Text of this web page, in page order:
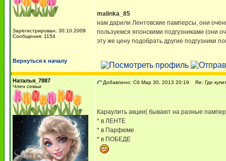
Зарегистрирован: 30.10.2009
Сообщения: 1154
malinka_85
нам дарили Лентовские памперсы, они
пользуемся японскими подгузниками (они
эту же цену подобрать другие подгузники
Вернуться к началу
Наталья_7887
Член семьи
Добавлено: Сб Мар 30, 2013 20:19 Re: Где
Караулить акции( бывают на разные
* в ЛЕНТЕ
* в Парфюме
* в ПОБЕДЕ